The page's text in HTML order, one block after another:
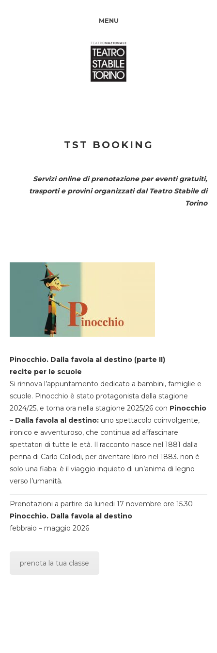
MENU
TST BOOKING
Servizi online di prenotazione per eventi gratuiti,
trasporti e provini organizzati dal Teatro Stabile di
Torino
Pinocchio. Dalla favola al destino (parte II)
recite per le scuole
Si rinnova l’appuntamento dedicato a bambini, famiglie e
scuole. Pinocchio è stato protagonista della stagione
2024/25, e torna ora nella stagione 2025/26 con Pinocchio
– Dalla favola al destino: uno spettacolo coinvolgente,
ironico e avventuroso, che continua ad affascinare
spettatori di tutte le età. Il racconto nasce nel 1881 dalla
penna di Carlo Collodi, per diventare libro nel 1883. non è
solo una fiaba: è il viaggio inquieto di un’anima di legno
verso l’umanità.
Prenotazioni a partire da lunedi 17 novembre ore 15.30
Pinocchio. Dalla favola al destino
febbraio – maggio 2026
prenota la tua classe